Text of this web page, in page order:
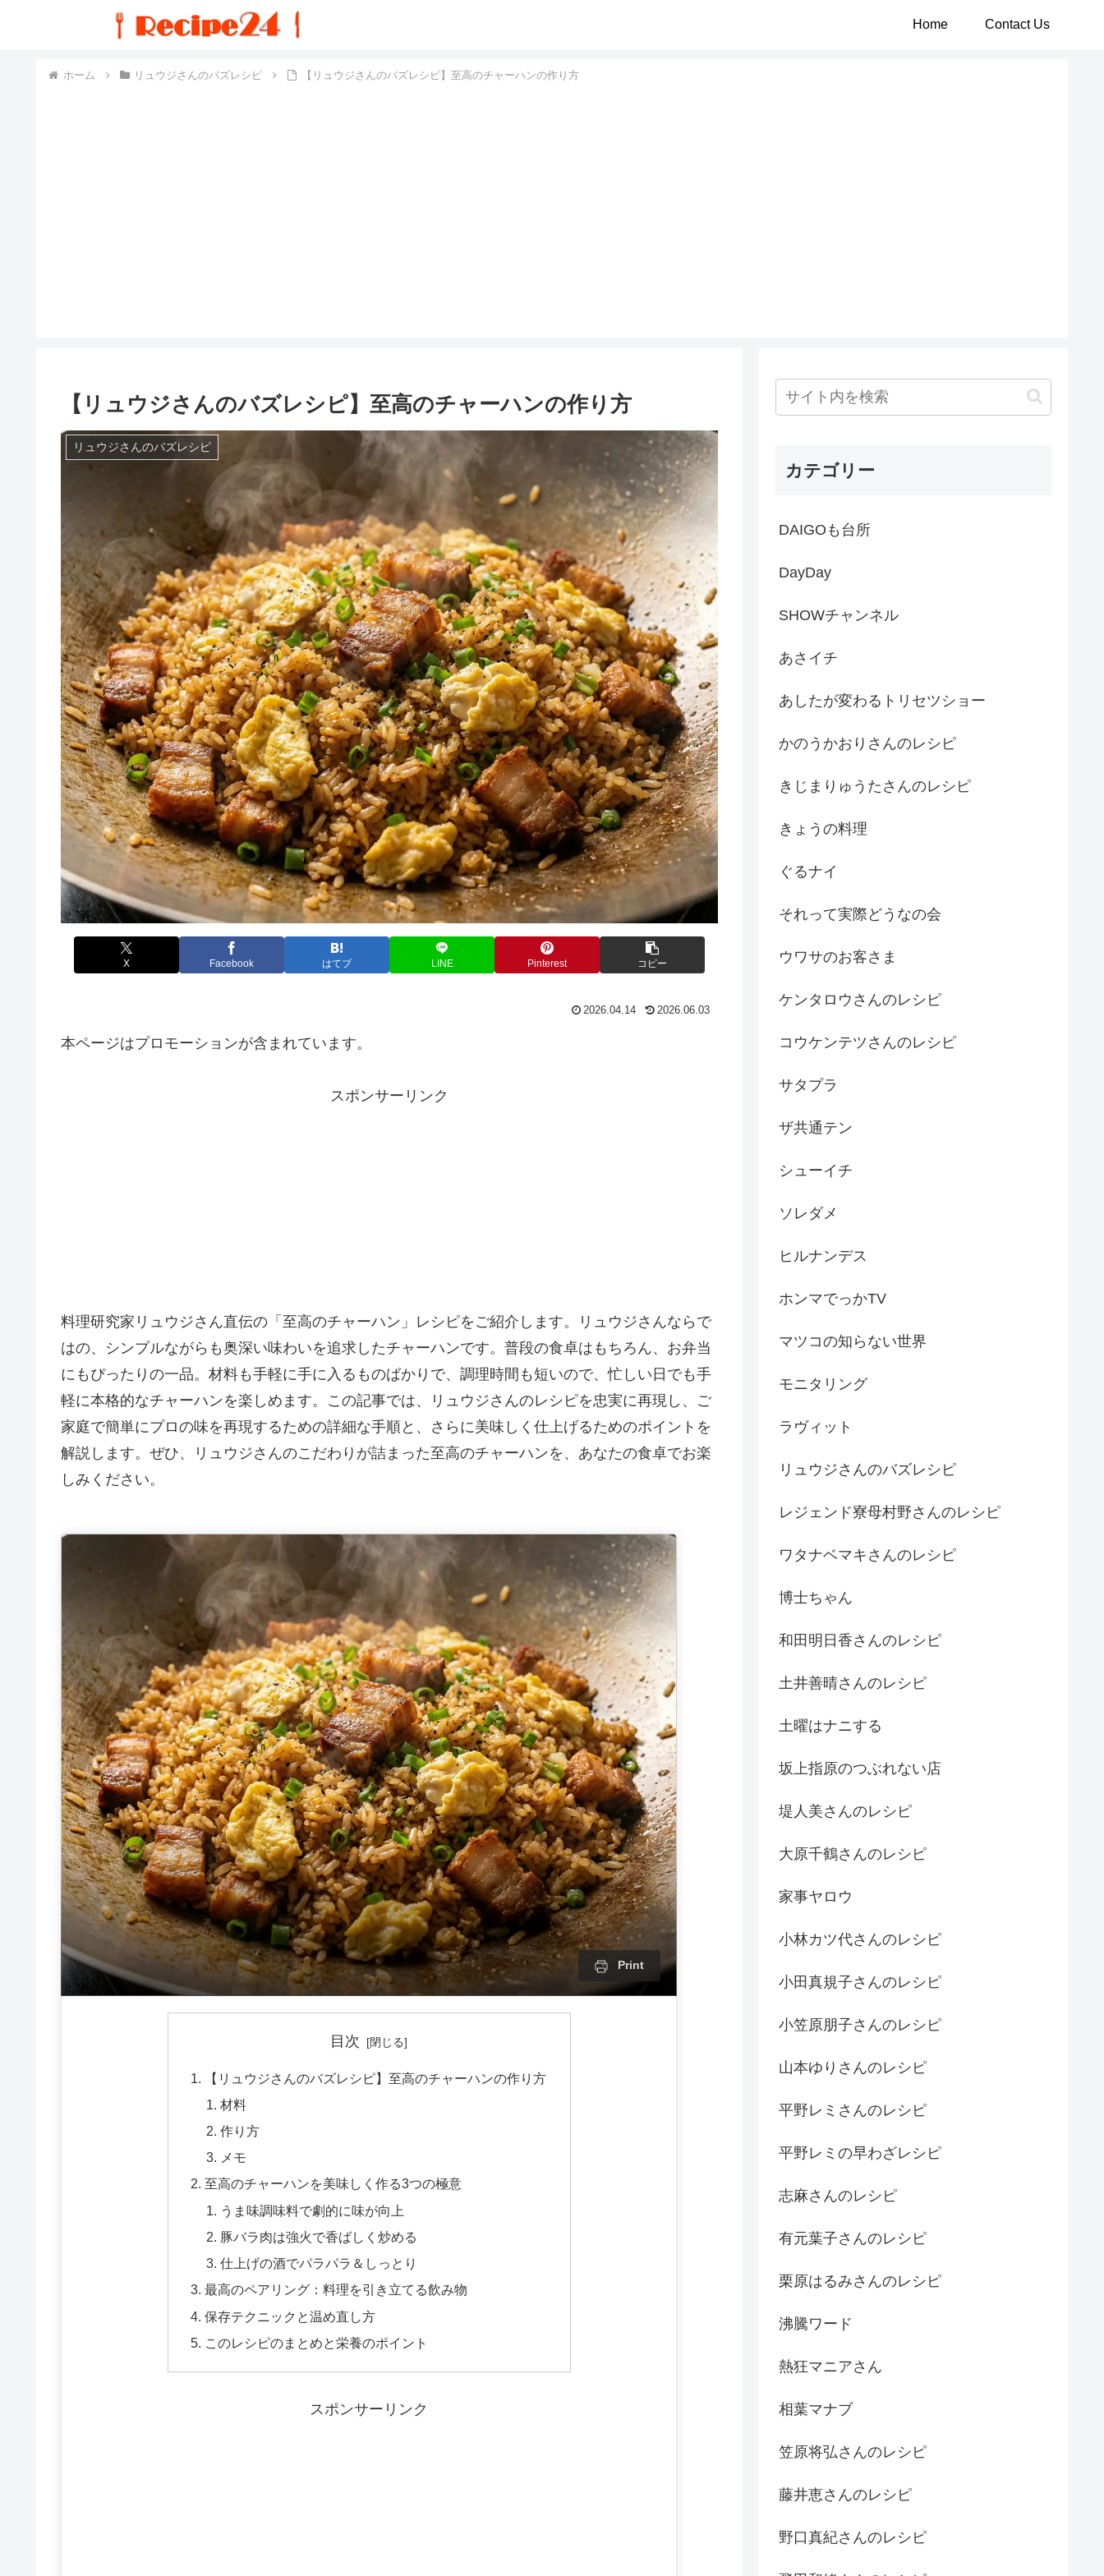
Home Contact Us
ホーム リュウジさんのバズレシピ 【リュウジさんのバズレシピ】至高のチャーハンの作り方
【リュウジさんのバズレシピ】至高のチャーハンの作り方
リュウジさんのバズレシピ
X Facebook はてブ LINE Pinterest コピー
2026.04.14 2026.06.03
本ページはプロモーションが含まれています。
スポンサーリンク
料理研究家リュウジさん直伝の「至高のチャーハン」レシピをご紹介します。リュウジさんならで
はの、シンプルながらも奥深い味わいを追求したチャーハンです。普段の食卓はもちろん、お弁当
にもぴったりの一品。材料も手軽に手に入るものばかりで、調理時間も短いので、忙しい日でも手
軽に本格的なチャーハンを楽しめます。この記事では、リュウジさんのレシピを忠実に再現し、ご
家庭で簡単にプロの味を再現するための詳細な手順と、さらに美味しく仕上げるためのポイントを
解説します。ぜひ、リュウジさんのこだわりが詰まった至高のチャーハンを、あなたの食卓でお楽
しみください。
Print
目次
【リュウジさんのバズレシピ】至高のチャーハンの作り方
材料
作り方
メモ
至高のチャーハンを美味しく作る3つの極意
うま味調味料で劇的に味が向上
豚バラ肉は強火で香ばしく炒める
仕上げの酒でパラパラ＆しっとり
最高のペアリング：料理を引き立てる飲み物
保存テクニックと温め直し方
このレシピのまとめと栄養のポイント
スポンサーリンク
カテゴリー
DAIGOも台所
DayDay
SHOWチャンネル
あさイチ
あしたが変わるトリセツショー
かのうかおりさんのレシピ
きじまりゅうたさんのレシピ
きょうの料理
ぐるナイ
それって実際どうなの会
ウワサのお客さま
ケンタロウさんのレシピ
コウケンテツさんのレシピ
サタプラ
ザ共通テン
シューイチ
ソレダメ
ヒルナンデス
ホンマでっかTV
マツコの知らない世界
モニタリング
ラヴィット
リュウジさんのバズレシピ
レジェンド寮母村野さんのレシピ
ワタナベマキさんのレシピ
博士ちゃん
和田明日香さんのレシピ
土井善晴さんのレシピ
土曜はナニする
坂上指原のつぶれない店
堤人美さんのレシピ
大原千鶴さんのレシピ
家事ヤロウ
小林カツ代さんのレシピ
小田真規子さんのレシピ
小笠原朋子さんのレシピ
山本ゆりさんのレシピ
平野レミさんのレシピ
平野レミの早わざレシピ
志麻さんのレシピ
有元葉子さんのレシピ
栗原はるみさんのレシピ
沸騰ワード
熱狂マニアさん
相葉マナブ
笠原将弘さんのレシピ
藤井恵さんのレシピ
野口真紀さんのレシピ